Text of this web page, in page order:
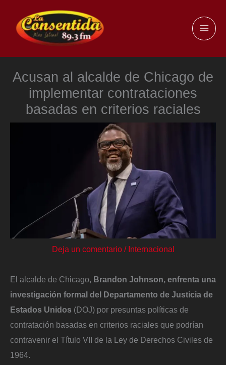
contenido
Acusan al alcalde de Chicago de
implementar contrataciones
basadas en criterios raciales
Deja un comentario / Internacional
El alcalde de Chicago, Brandon Johnson, enfrenta una
investigación formal del Departamento de Justicia de
Estados Unidos (DOJ) por presuntas políticas de
contratación basadas en criterios raciales que podrían
contravenir el Título VII de la Ley de Derechos Civiles de
1964.